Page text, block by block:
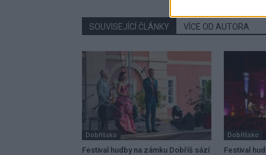
SOUVISEJÍCÍ ČLÁNKY VÍCE OD AUTORA
Dobříšsko
Festival hudby na zámku Dobříš sází
Dobříšsko
Festival